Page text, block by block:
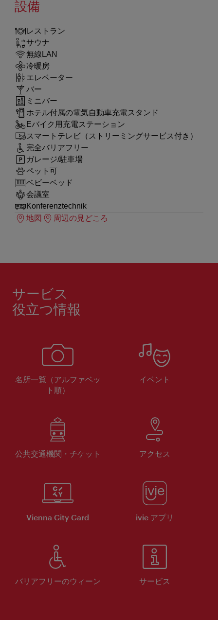
設備
レストラン
サウナ
無線LAN
冷暖房
エレベーター
バー
ミニバー
ホテル付属の電気自動車充電スタンド
Eバイク用充電ステーション
スマートテレビ（ストリーミングサービス付き）
完全バリアフリー
ガレージ/駐車場
ペット可
ベビーベッド
会議室
Konferenztechnik
地図
周辺の見どころ
サービス
役立つ情報
名所一覧（アルファベッ
ト順）
イベント
公共交通機関・チケット アクセス
Vienna City Card ivie アプリ
バリアフリーのウィーン サービス